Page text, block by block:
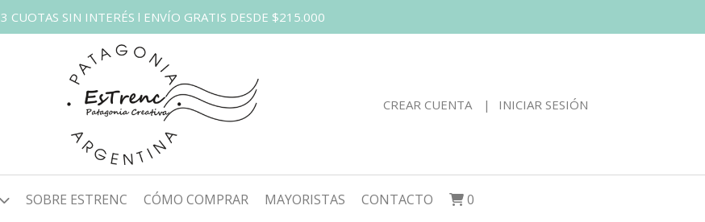
3 CUOTAS SIN INTERÉS l ENVÍO GRATIS DESDE $215.000
CREAR CUENTA INICIAR SESIÓN
SOBRE ESTRENC CÓMO COMPRAR MAYORISTAS CONTACTO 0